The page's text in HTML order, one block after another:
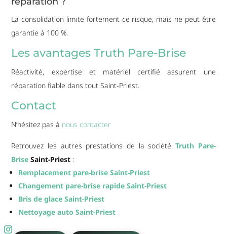
La consolidation limite fortement ce risque, mais ne peut être
garantie à 100 %.
Les avantages Truth Pare-Brise
Réactivité, expertise et matériel certifié assurent une
réparation fiable dans tout Saint-Priest.
Contact
N’hésitez pas à nous contacter
Retrouvez les autres prestations de la société Truth Pare-
Brise Saint-Priest :
Remplacement pare-brise Saint-Priest
Changement pare-brise rapide Saint-Priest
Bris de glace Saint-Priest
Nettoyage auto Saint-Priest